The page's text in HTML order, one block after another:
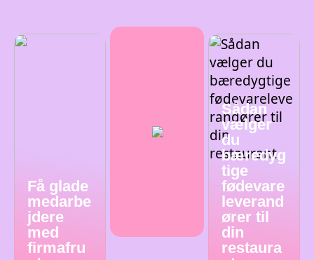
Få glade
medarbe
jdere
med
firmafru
Sådan
vælger
du
bæredyg
tige
fødevare
leverand
ører til
din
restaura